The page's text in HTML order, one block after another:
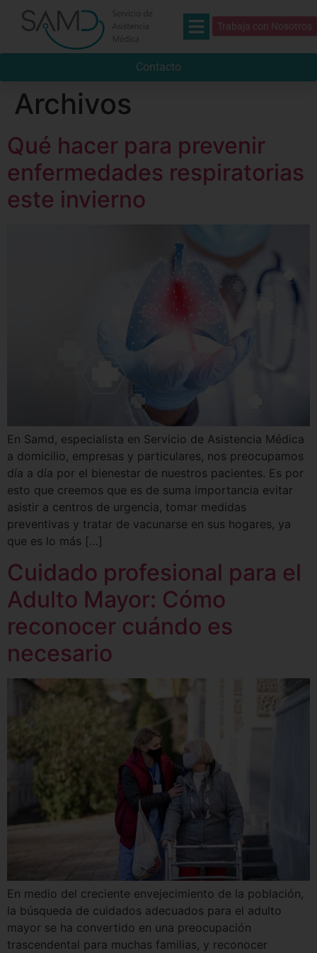
Trabaja con Nosotros
Contacto
Archivos
Qué hacer para prevenir
enfermedades respiratorias
este invierno
En Samd, especialista en Servicio de Asistencia Médica
a domicilio, empresas y particulares, nos preocupamos
día a día por el bienestar de nuestros pacientes. Es por
esto que creemos que es de suma importancia evitar
asistir a centros de urgencia, tomar medidas
preventivas y tratar de vacunarse en sus hogares, ya
que es lo más […]
Cuidado profesional para el
Adulto Mayor: Cómo
reconocer cuándo es
necesario
En medio del creciente envejecimiento de la población,
la búsqueda de cuidados adecuados para el adulto
mayor se ha convertido en una preocupación
trascendental para muchas familias, y reconocer